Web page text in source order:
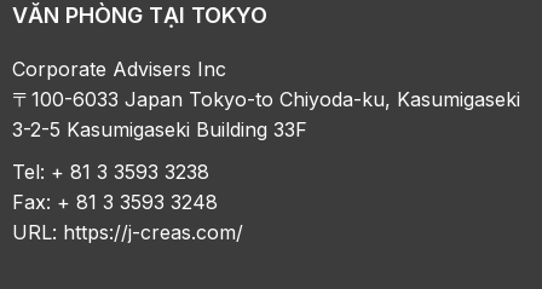
VĂN PHÒNG TẠI TOKYO
Corporate Advisers Inc
〒100-6033 Japan Tokyo-to Chiyoda-ku, Kasumigaseki
3-2-5 Kasumigaseki Building 33F
Tel: + 81 3 3593 3238
Fax: + 81 3 3593 3248
URL: https://j-creas.com/